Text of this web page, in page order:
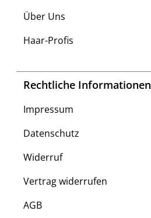
Über Uns
Haar-Profis
Rechtliche Informationen
Impressum
Datenschutz
Widerruf
Vertrag widerrufen
AGB